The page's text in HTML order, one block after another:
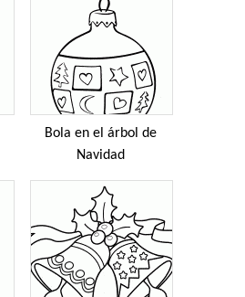
Bola en el árbol de
Navidad